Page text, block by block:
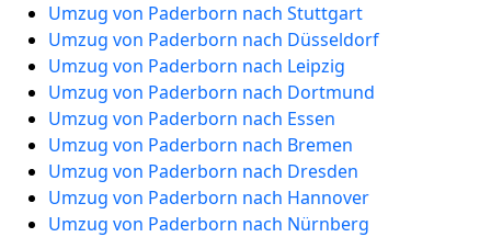
Umzug von Paderborn nach Stuttgart
Umzug von Paderborn nach Düsseldorf
Umzug von Paderborn nach Leipzig
Umzug von Paderborn nach Dortmund
Umzug von Paderborn nach Essen
Umzug von Paderborn nach Bremen
Umzug von Paderborn nach Dresden
Umzug von Paderborn nach Hannover
Umzug von Paderborn nach Nürnberg